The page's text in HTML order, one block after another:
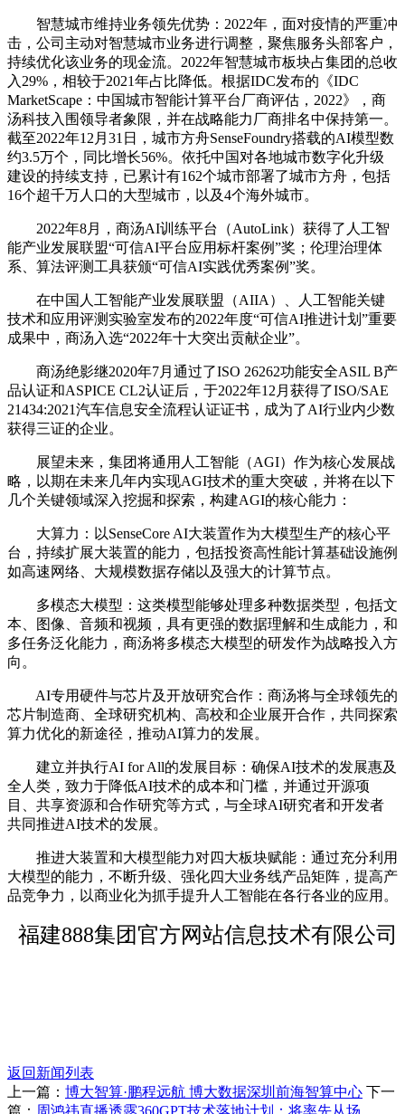
智慧城市维持业务领先优势：2022年，面对疫情的严重冲
击，公司主动对智慧城市业务进行调整，聚焦服务头部客户，
持续优化该业务的现金流。2022年智慧城市板块占集团的总收
入29%，相较于2021年占比降低。根据IDC发布的《IDC
MarketScape：中国城市智能计算平台厂商评估，2022》，商
汤科技入围领导者象限，并在战略能力厂商排名中保持第一。
截至2022年12月31日，城市方舟SenseFoundry搭载的AI模型数
约3.5万个，同比增长56%。依托中国对各地城市数字化升级
建设的持续支持，已累计有162个城市部署了城市方舟，包括
16个超千万人口的大型城市，以及4个海外城市。
2022年8月，商汤AI训练平台（AutoLink）获得了人工智
能产业发展联盟“可信AI平台应用标杆案例”奖；伦理治理体
系、算法评测工具获颁“可信AI实践优秀案例”奖。
在中国人工智能产业发展联盟（AIIA）、人工智能关键
技术和应用评测实验室发布的2022年度“可信AI推进计划”重要
成果中，商汤入选“2022年十大突出贡献企业”。
商汤绝影继2020年7月通过了ISO 26262功能安全ASIL B产
品认证和ASPICE CL2认证后，于2022年12月获得了ISO/SAE
21434:2021汽车信息安全流程认证证书，成为了AI行业内少数
获得三证的企业。
展望未来，集团将通用人工智能（AGI）作为核心发展战
略，以期在未来几年内实现AGI技术的重大突破，并将在以下
几个关键领域深入挖掘和探索，构建AGI的核心能力：
大算力：以SenseCore AI大装置作为大模型生产的核心平
台，持续扩展大装置的能力，包括投资高性能计算基础设施例
如高速网络、大规模数据存储以及强大的计算节点。
多模态大模型：这类模型能够处理多种数据类型，包括文
本、图像、音频和视频，具有更强的数据理解和生成能力，和
多任务泛化能力，商汤将多模态大模型的研发作为战略投入方
向。
AI专用硬件与芯片及开放研究合作：商汤将与全球领先的
芯片制造商、全球研究机构、高校和企业展开合作，共同探索
算力优化的新途径，推动AI算力的发展。
建立并执行AI for All的发展目标：确保AI技术的发展惠及
全人类，致力于降低AI技术的成本和门槛，并通过开源项
目、共享资源和合作研究等方式，与全球AI研究者和开发者
共同推进AI技术的发展。
推进大装置和大模型能力对四大板块赋能：通过充分利用
大模型的能力，不断升级、强化四大业务线产品矩阵，提高产
品竞争力，以商业化为抓手提升人工智能在各行各业的应用。
福建888集团官方网站信息技术有限公司
返回新闻列表
上一篇： 博大智算·鹏程远航 博大数据深圳前海智算中心 下一